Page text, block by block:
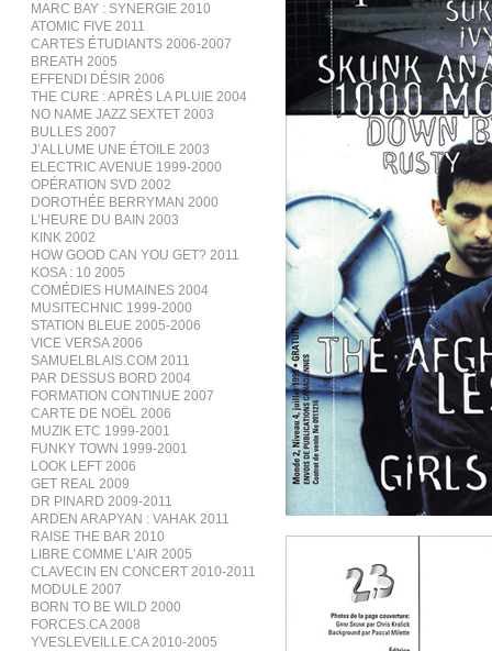
MARC BAY : SYNERGIE 2010
ATOMIC FIVE 2011
CARTES ÉTUDIANTS 2006-2007
BREATH 2005
EFFENDI DÉSIR 2006
THE CURE : APRÈS LA PLUIE 2004
NO NAME JAZZ SEXTET 2003
BULLES 2007
J’ALLUME UNE ÉTOILE 2003
ELECTRIC AVENUE 1999-2000
OPÉRATION SVD 2002
DOROTHÉE BERRYMAN 2000
L’HEURE DU BAIN 2003
KINK 2002
HOW GOOD CAN YOU GET? 2011
KOSA : 10 2005
COMÉDIES HUMAINES 2004
MUSITECHNIC 1999-2000
STATION BLEUE 2005-2006
VICE VERSA 2006
SAMUELBLAIS.COM 2011
PAR DESSUS BORD 2004
FORMATION CONTINUE 2007
CARTE DE NOËL 2006
MUZIK ETC 1999-2001
FUNKY TOWN 1999-2001
LOOK LEFT 2006
GET REAL 2009
DR PINARD 2009-2011
ARDEN ARAPYAN : VAHAK 2011
RAISE THE BAR 2010
LIBRE COMME L’AIR 2005
CLAVECIN EN CONCERT 2010-2011
MODULE 2007
BORN TO BE WILD 2000
FORCES.CA 2008
YVESLEVEILLE.CA 2010-2005